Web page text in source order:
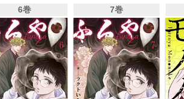
6巻 7巻